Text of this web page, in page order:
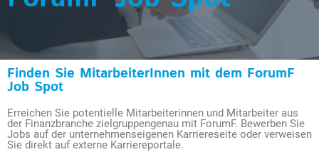
Finden Sie MitarbeiterInnen mit dem ForumF
Job Spot
Erreichen Sie potentielle Mitarbeiterinnen und Mitarbeiter aus
der Finanzbranche zielgruppengenau mit ForumF. Bewerben Sie
Jobs auf der unternehmenseigenen Karriereseite oder verweisen
Sie direkt auf externe Karriereportale.